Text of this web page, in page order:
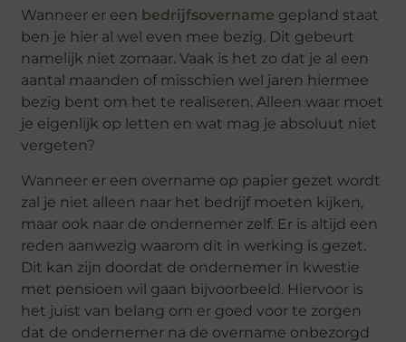
Wanneer er een bedrijfsovername gepland staat
ben je hier al wel even mee bezig. Dit gebeurt
namelijk niet zomaar. Vaak is het zo dat je al een
aantal maanden of misschien wel jaren hiermee
bezig bent om het te realiseren. Alleen waar moet
je eigenlijk op letten en wat mag je absoluut niet
vergeten?
Wanneer er een overname op papier gezet wordt
zal je niet alleen naar het bedrijf moeten kijken,
maar ook naar de ondernemer zelf. Er is altijd een
reden aanwezig waarom dit in werking is gezet.
Dit kan zijn doordat de ondernemer in kwestie
met pensioen wil gaan bijvoorbeeld. Hiervoor is
het juist van belang om er goed voor te zorgen
dat de ondernemer na de overname onbezorgd